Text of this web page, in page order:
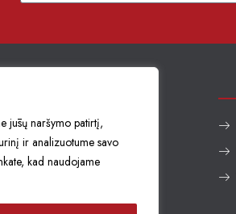
jūsų naršymo patirtį,
ir analizuotume savo
kad naudojame
Korupcijos prevencija
Asmens duomenų apsauga
rinkiniais